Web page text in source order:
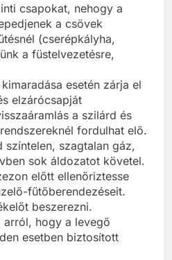
csapokat, nehogy a
a csövek
(cserépkályha,
a füstelvezetésre,
esetén zárja el
elzárócsapját
a szilárd és
fordulhat elő.
színtelen, szagtalan gáz,
sok áldozatot követel.
előtt ellenőriztesse
fűtőberendezéseit.
beszerezni.
arról, hogy a levegő
esetben biztosított